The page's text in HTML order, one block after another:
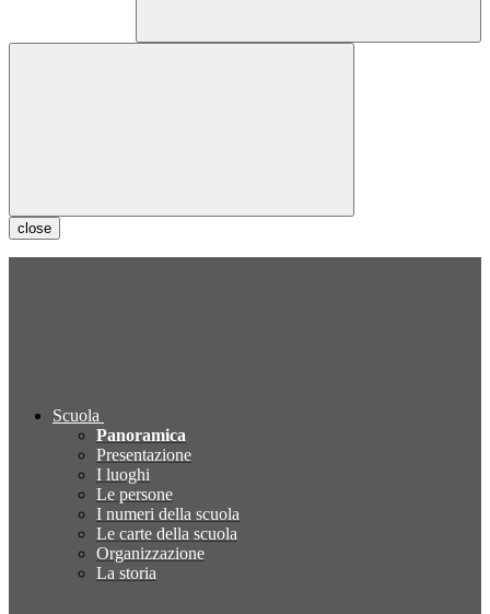
close
Scuola
Panoramica
Presentazione
I luoghi
Le persone
I numeri della scuola
Le carte della scuola
Organizzazione
La storia